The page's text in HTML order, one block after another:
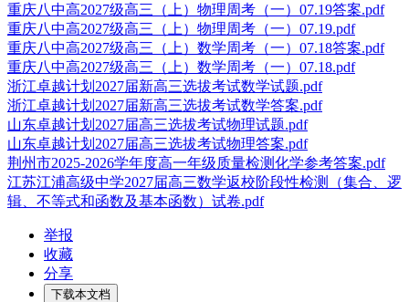
重庆八中高2027级高三（上）物理周考（一）07.19答案.pdf
重庆八中高2027级高三（上）物理周考（一）07.19.pdf
重庆八中高2027级高三（上）数学周考（一）07.18答案.pdf
重庆八中高2027级高三（上）数学周考（一）07.18.pdf
浙江卓越计划2027届新高三选拔考试数学试题.pdf
浙江卓越计划2027届新高三选拔考试数学答案.pdf
山东卓越计划2027届高三选拔考试物理试题.pdf
山东卓越计划2027届高三选拔考试物理答案.pdf
荆州市2025-2026学年度高一年级质量检测化学参考答案.pdf
江苏江浦高级中学2027届高三数学返校阶段性检测（集合、逻
辑、不等式和函数及基本函数）试卷.pdf
举报
收藏
分享
下载本文档